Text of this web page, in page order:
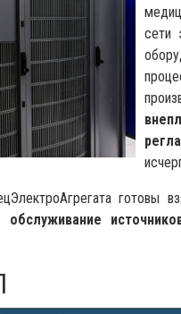
сети
обслуживание